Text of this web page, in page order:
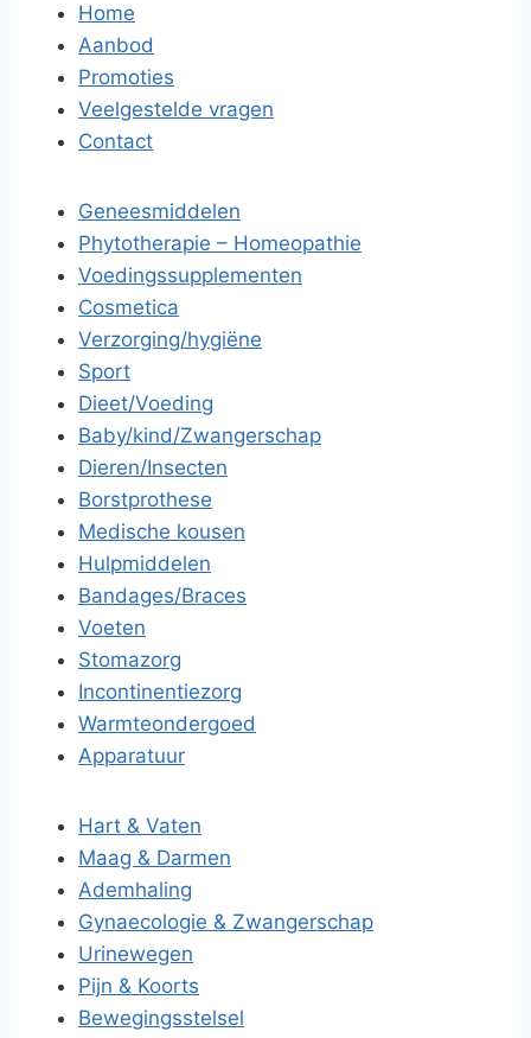
Home
Aanbod
Promoties
Veelgestelde vragen
Contact
Geneesmiddelen
Phytotherapie – Homeopathie
Voedingssupplementen
Cosmetica
Verzorging/hygiëne
Sport
Dieet/Voeding
Baby/kind/Zwangerschap
Dieren/Insecten
Borstprothese
Medische kousen
Hulpmiddelen
Bandages/Braces
Voeten
Stomazorg
Incontinentiezorg
Warmteondergoed
Apparatuur
Hart & Vaten
Maag & Darmen
Ademhaling
Gynaecologie & Zwangerschap
Urinewegen
Pijn & Koorts
Bewegingsstelsel